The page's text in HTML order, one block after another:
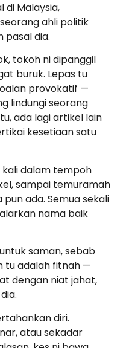
di Malaysia,
ahli politik
pasal dia.
tokoh ni dipanggil
buruk. Lepas tu
provokatif —
lindungi seorang
ada lagi artikel lain
kesetiaan satu
kali dalam tempoh
sampai temuramah
ada. Semua sekali
nama baik
saman, sebab
tu adalah fitnah —
dengan niat jahat,
diri.
atau sekadar